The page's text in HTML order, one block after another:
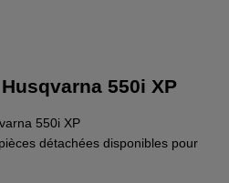
550i XP
550i XP
détachées disponibles pour